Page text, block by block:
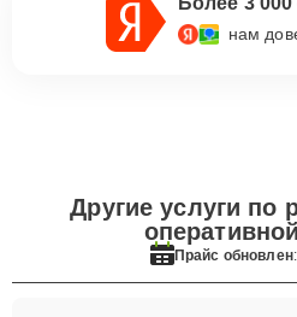
нам
Другие услуги по
Прайс обновлен